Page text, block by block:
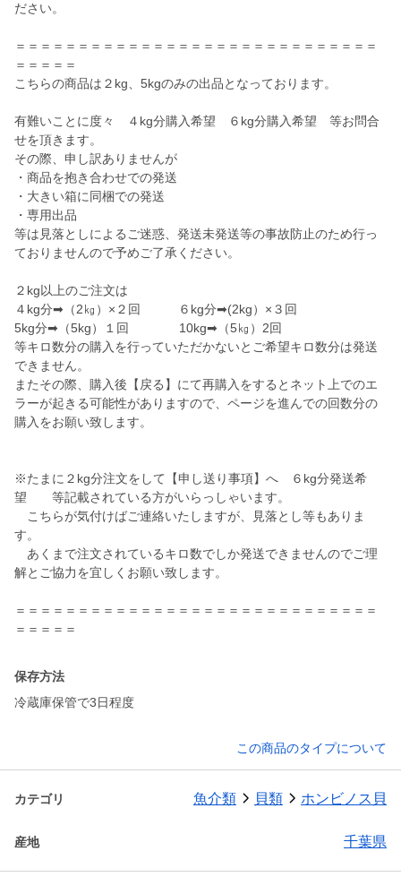
ださい。
＝＝＝＝＝＝＝＝＝＝＝＝＝＝＝＝＝＝＝＝＝＝＝＝＝＝＝＝＝
＝＝＝＝＝
こちらの商品は２kg、5kgのみの出品となっております。
有難いことに度々 ４kg分購入希望 ６kg分購入希望 等お問合
せを頂きます。
その際、申し訳ありませんが
・商品を抱き合わせでの発送
・大きい箱に同梱での発送
・専用出品
等は見落としによるご迷惑、発送未発送等の事故防止のため行っ
ておりませんので予めご了承ください。
２kg以上のご注文は
４kg分➡（2㎏）×２回 ６kg分➡(2kg）×３回
5kg分➡（5kg）１回 10kg➡（5㎏）2回
等キロ数分の購入を行っていただかないとご希望キロ数分は発送
できません。
またその際、購入後【戻る】にて再購入をするとネット上でのエ
ラーが起きる可能性がありますので、ページを進んでの回数分の
購入をお願い致します。
※たまに２kg分注文をして【申し送り事項】へ ６kg分発送希
望 等記載されている方がいらっしゃいます。
こちらが気付けばご連絡いたしますが、見落とし等もありま
す。
あくまで注文されているキロ数でしか発送できませんのでご理
解とご協力を宜しくお願い致します。
＝＝＝＝＝＝＝＝＝＝＝＝＝＝＝＝＝＝＝＝＝＝＝＝＝＝＝＝＝
＝＝＝＝＝
保存方法
冷蔵庫保管で3日程度
この商品のタイプについて
カテゴリ 魚介類 貝類 ホンビノス貝
産地 千葉県